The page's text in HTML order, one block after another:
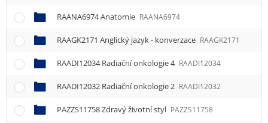
RAANA6974 Anatomie RAANA6974
RAAGK2171 Anglický jazyk - konverzace RAAGK2171
RAADI12034 Radiační onkologie 4 RAADI12034
RAADI12032 Radiační onkologie 2 RAADI12032
PAZZS11758 Zdravý životní styl PAZZS11758